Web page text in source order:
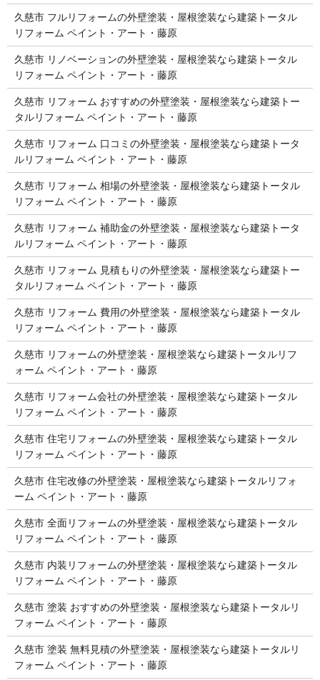
久慈市 フルリフォームの外壁塗装・屋根塗装なら建築トータル
リフォーム ペイント・アート・藤原
久慈市 リノベーションの外壁塗装・屋根塗装なら建築トータル
リフォーム ペイント・アート・藤原
久慈市 リフォーム おすすめの外壁塗装・屋根塗装なら建築トー
タルリフォーム ペイント・アート・藤原
久慈市 リフォーム 口コミの外壁塗装・屋根塗装なら建築トータ
ルリフォーム ペイント・アート・藤原
久慈市 リフォーム 相場の外壁塗装・屋根塗装なら建築トータル
リフォーム ペイント・アート・藤原
久慈市 リフォーム 補助金の外壁塗装・屋根塗装なら建築トータ
ルリフォーム ペイント・アート・藤原
久慈市 リフォーム 見積もりの外壁塗装・屋根塗装なら建築トー
タルリフォーム ペイント・アート・藤原
久慈市 リフォーム 費用の外壁塗装・屋根塗装なら建築トータル
リフォーム ペイント・アート・藤原
久慈市 リフォームの外壁塗装・屋根塗装なら建築トータルリフ
ォーム ペイント・アート・藤原
久慈市 リフォーム会社の外壁塗装・屋根塗装なら建築トータル
リフォーム ペイント・アート・藤原
久慈市 住宅リフォームの外壁塗装・屋根塗装なら建築トータル
リフォーム ペイント・アート・藤原
久慈市 住宅改修の外壁塗装・屋根塗装なら建築トータルリフォ
ーム ペイント・アート・藤原
久慈市 全面リフォームの外壁塗装・屋根塗装なら建築トータル
リフォーム ペイント・アート・藤原
久慈市 内装リフォームの外壁塗装・屋根塗装なら建築トータル
リフォーム ペイント・アート・藤原
久慈市 塗装 おすすめの外壁塗装・屋根塗装なら建築トータルリ
フォーム ペイント・アート・藤原
久慈市 塗装 無料見積の外壁塗装・屋根塗装なら建築トータルリ
フォーム ペイント・アート・藤原